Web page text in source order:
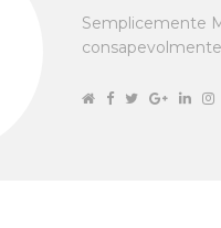
Semplicemente